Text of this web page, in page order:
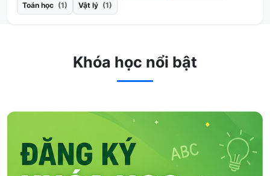
Toán học (1) Vật lý (1)
Khóa học nổi bật